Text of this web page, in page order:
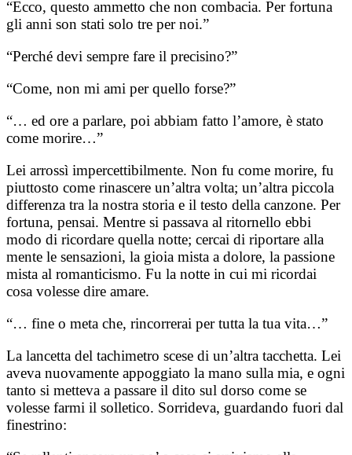
“Ecco, questo ammetto che non combacia. Per fortuna
gli anni son stati solo tre per noi.”
“Perché devi sempre fare il precisino?”
“Come, non mi ami per quello forse?”
“… ed ore a parlare, poi abbiam fatto l’amore, è stato
come morire…”
Lei arrossì impercettibilmente. Non fu come morire, fu
piuttosto come rinascere un’altra volta; un’altra piccola
differenza tra la nostra storia e il testo della canzone. Per
fortuna, pensai. Mentre si passava al ritornello ebbi
modo di ricordare quella notte; cercai di riportare alla
mente le sensazioni, la gioia mista a dolore, la passione
mista al romanticismo. Fu la notte in cui mi ricordai
cosa volesse dire amare.
“… fine o meta che, rincorrerai per tutta la tua vita…”
La lancetta del tachimetro scese di un’altra tacchetta. Lei
aveva nuovamente appoggiato la mano sulla mia, e ogni
tanto si metteva a passare il dito sul dorso come se
volesse farmi il solletico. Sorrideva, guardando fuori dal
finestrino: